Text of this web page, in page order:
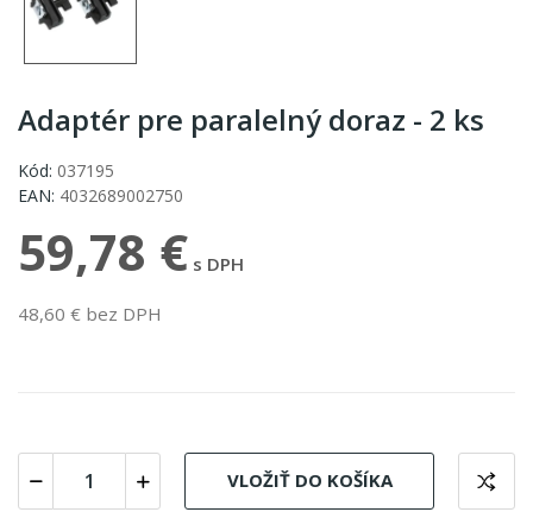
Adaptér pre paralelný doraz - 2 ks
Kód: 037195
EAN: 4032689002750
59,78 € s DPH
48,60 € bez DPH
VLOŽIŤ DO KOŠÍKA